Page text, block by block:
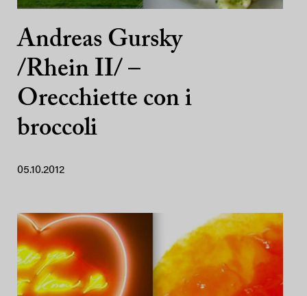
Andreas Gursky
/Rhein II/ –
Orecchiette con i
broccoli
05.10.2012